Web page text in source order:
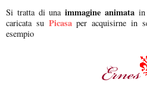
Si tratta di unaimmagine animata in
caricata su Picasaper acquisirne in
esempio